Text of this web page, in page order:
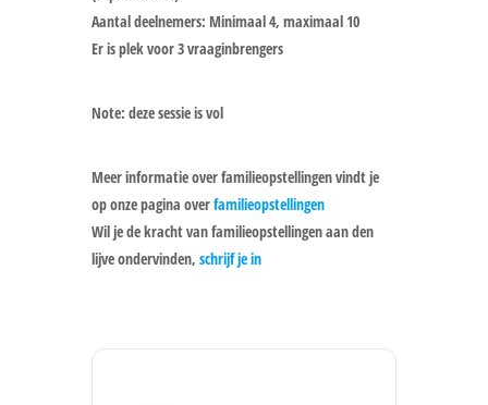
Aantal deelnemers: Minimaal 4, maximaal 10
Er is plek voor 3 vraaginbrengers
Note: deze sessie is vol
Meer informatie over familieopstellingen vindt je
op onze pagina overfamilieopstellingen
Wil je de kracht van familieopstellingen aan den
lijve ondervinden, schrijf je in